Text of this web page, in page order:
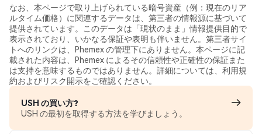
なお、本ページで取り上げられている暗号資産（例：現在のリア
ルタイム価格）に関連するデータは、第三者の情報源に基づいて
提供されています。このデータは「現状のまま」情報提供目的で
表示されており、いかなる保証や表明も伴いません。第三者サイ
トへのリンクは、Phemex の管理下にありません。本ページに記
載された内容は、Phemex によるその信頼性や正確性の保証また
は支持を意味するものではありません。詳細については、利用規
約およびリスク開示をご確認ください。
USH の買い方?
USH の最初を取得する方法を学びましょう。